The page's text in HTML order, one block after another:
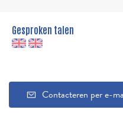
Gesproken talen
Contacteren per e-